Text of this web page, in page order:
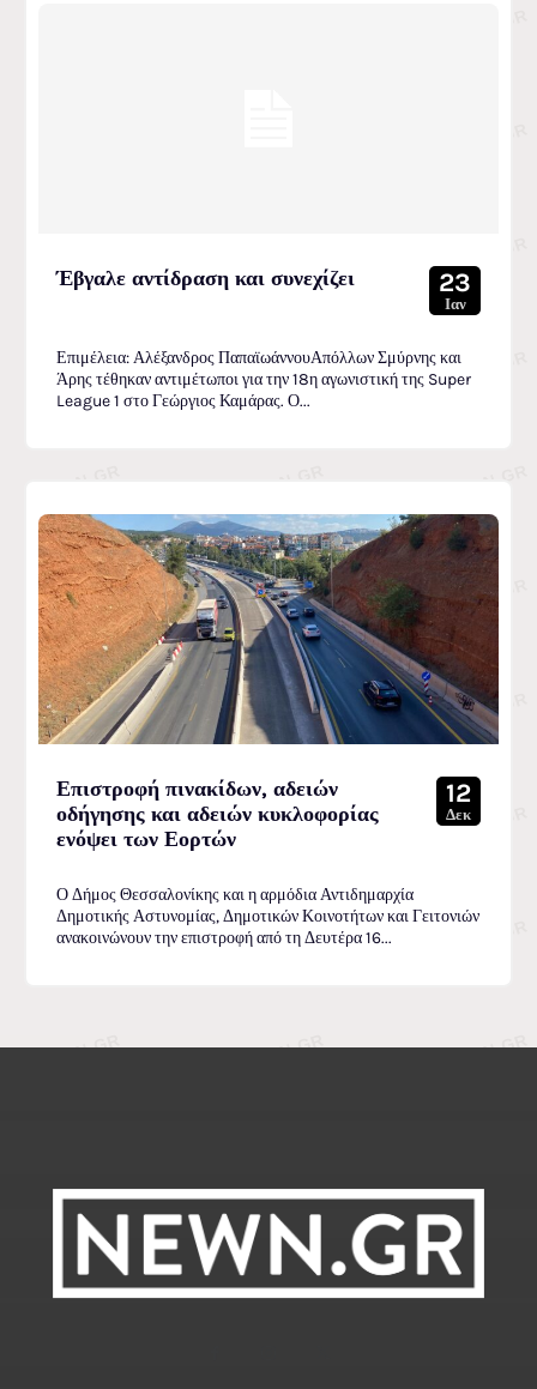
Έβγαλε αντίδραση και συνεχίζει 23
Ιαν
Επιμέλεια: Αλέξανδρος ΠαπαϊωάννουΑπόλλων Σμύρνης και
Άρης τέθηκαν αντιμέτωποι για την 18η αγωνιστική της Super
League 1 στο Γεώργιος Καμάρας. Ο...
Επιστροφή πινακίδων, αδειών
οδήγησης και αδειών κυκλοφορίας
ενόψει των Εορτών
12
Δεκ
Ο Δήμος Θεσσαλονίκης και η αρμόδια Αντιδημαρχία
Δημοτικής Αστυνομίας, Δημοτικών Κοινοτήτων και Γειτονιών
ανακοινώνουν την επιστροφή από τη Δευτέρα 16...